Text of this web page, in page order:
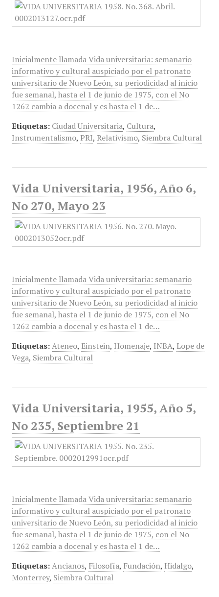
Inicialmente llamada Vida universitaria: semanario
informativo y cultural auspiciado por el patronato
universitario de Nuevo León, su periodicidad al inicio
fue semanal, hasta el 1 de junio de 1975, con el No
1262 cambia a docenal y es hasta el 1 de…
Etiquetas: Ciudad Universitaria, Cultura,
Instrumentalismo, PRI, Relativismo, Siembra Cultural
Vida Universitaria, 1956, Año 6,
No 270, Mayo 23
Inicialmente llamada Vida universitaria: semanario
informativo y cultural auspiciado por el patronato
universitario de Nuevo León, su periodicidad al inicio
fue semanal, hasta el 1 de junio de 1975, con el No
1262 cambia a docenal y es hasta el 1 de…
Etiquetas: Ateneo, Einstein, Homenaje, INBA, Lope de
Vega, Siembra Cultural
Vida Universitaria, 1955, Año 5,
No 235, Septiembre 21
Inicialmente llamada Vida universitaria: semanario
informativo y cultural auspiciado por el patronato
universitario de Nuevo León, su periodicidad al inicio
fue semanal, hasta el 1 de junio de 1975, con el No
1262 cambia a docenal y es hasta el 1 de…
Etiquetas: Ancianos, Filosofía, Fundación, Hidalgo,
Monterrey, Siembra Cultural